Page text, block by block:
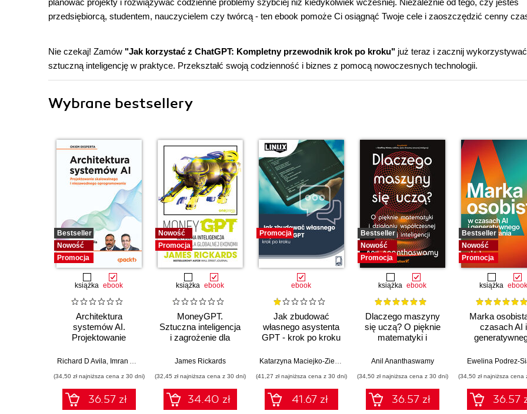
planować projekty i rozwiązywać codzienne problemy szybciej niż kiedykolwiek wcześniej. Niezależnie od tego, czy jesteś
przedsiębiorcą, studentem, nauczycielem czy twórcą - ten ebook pomoże Ci osiągnąć Twoje cele i zaoszczędzić cenny
Nie czekaj! Zamów "Jak korzystać z ChatGPT: Kompletny przewodnik krok po kroku" już teraz i zacznij wykorzystywać
sztuczną inteligencję w praktyce. Przekształć swoją codzienność i biznes z pomocą nowoczesnych technologii.
Wybrane bestsellery
Bestseller
Nowość
Promocja
książka ebook
Architektura
systemów AI.
Projektowanie
niezawodnego
Richard D Avila, Imran Ahmad
(34,50 zł najniższa cena z 30 dni)
36.57 zł
Nowość
Promocja
książka ebook
MoneyGPT.
Sztuczna inteligencja
i zagrożenie dla
James Rickards
(32,45 zł najniższa cena z 30 dni)
34.40 zł
Promocja
ebook
Jak zbudować
własnego asystenta
GPT - krok po kroku
Katarzyna Maciejko-Zielińska
(41,27 zł najniższa cena z 30 dni)
41.67 zł
Bestseller
Nowość
Promocja
książka ebook
Dlaczego maszyny
się uczą? O pięknie
matematyki i
współczesnej
Anil Ananthaswamy
(34,50 zł najniższa cena z 30 dni)
36.57 zł
Bestseller
Nowość
Promocja
książka ebook
Marka
czasach AI i
Ewelina Podrez-
(34,50 zł najniższa cena
36.57